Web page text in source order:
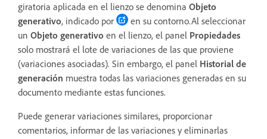
giratoria aplicada en el lienzo se denomina Objeto
generativo, indicado por
en su contorno.Al seleccionar
un Objeto generativo en el lienzo, el panel Propiedades
solo mostrará el lote de variaciones de las que proviene
(variaciones asociadas). Sin embargo, el panel Historial de
generación muestra todas las variaciones generadas en su
documento mediante estas funciones.
Puede generar variaciones similares, proporcionar
comentarios, informar de las variaciones y eliminarlas